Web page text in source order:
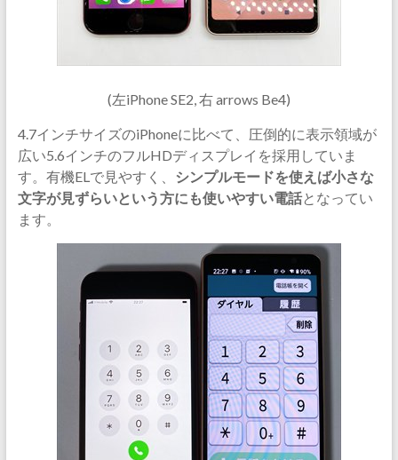
(左iPhone SE2, 右 arrows Be4)
4.7インチサイズのiPhoneに比べて、圧倒的に表示領域が
広い5.6インチのフルHDディスプレイを採用していま
す。有機ELで見やすく、
シンプルモードを使えば小さな
文字が見ずらいという方にも使いやすい電話となってい
ます。